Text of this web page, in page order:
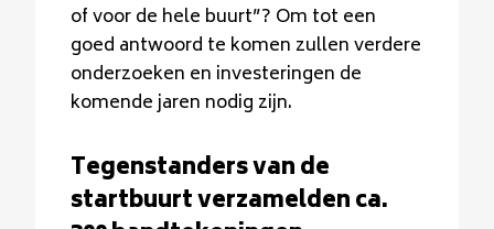
of voor de hele buurt”? Om tot een
goed antwoord te komen zullen verdere
onderzoeken en investeringen de
komende jaren nodig zijn.
Tegenstanders van de
startbuurt verzamelden ca.